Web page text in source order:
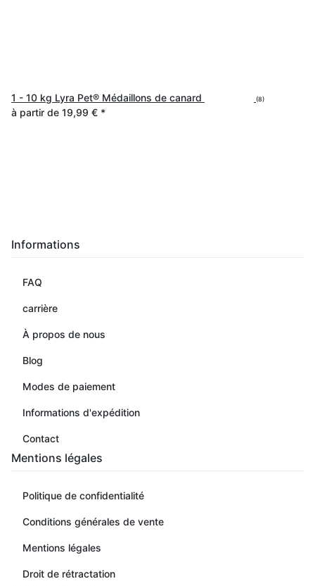
1 - 10 kg Lyra Pet® Médaillons de canard (8)
à partir de 19,99 € *
Informations
FAQ
carrière
À propos de nous
Blog
Modes de paiement
Informations d'expédition
Contact
Mentions légales
Politique de confidentialité
Conditions générales de vente
Mentions légales
Droit de rétractation